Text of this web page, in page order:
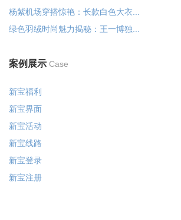
杨紫机场穿搭惊艳：长款白色大衣...
绿色羽绒时尚魅力揭秘：王一博独...
案例展示 Case
新宝福利
新宝界面
新宝活动
新宝线路
新宝登录
新宝注册